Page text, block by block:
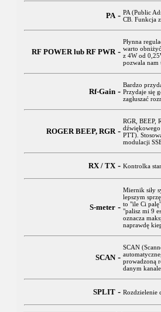
PA - PA (Public
CB. Funkcja
RF POWER lub RF PWR -
Płynna
warto
z 4W od
pozwala nam
Rf-Gain -
Bardzo
Przydaje się
zagłuszać
ROGER BEEP, RGR -
RGR, BEEP,
PTT).
modulacji
RX / TX - Kontrolka
S-meter -
Miernik siły
lepszym
to "ile Ci
"palisz mi 9
oznacza
naprawdę
SCAN -
SCAN
prowadzoną
danym
SPLIT - Rozdzielenie